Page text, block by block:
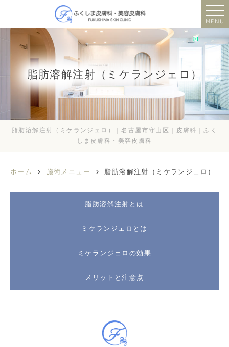
MENU
脂肪溶解注射（ミケランジェロ）
脂肪溶解注射（ミケランジェロ）｜名古屋市守山区｜皮膚科｜ふく
しま皮膚科・美容皮膚科
ホーム 施術メニュー 脂肪溶解注射（ミケランジェロ）
脂肪溶解注射とは
ミケランジェロとは
ミケランジェロの効果
メリットと注意点